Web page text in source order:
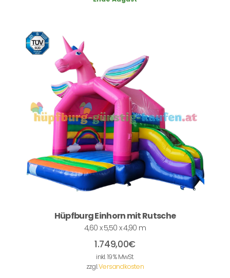
Hüpfburg Einhorn mit Rutsche
4,60 x 5,50 x 4,90 m
1.749,00€
inkl. 19 % MwSt.
zzgl.Versandkosten